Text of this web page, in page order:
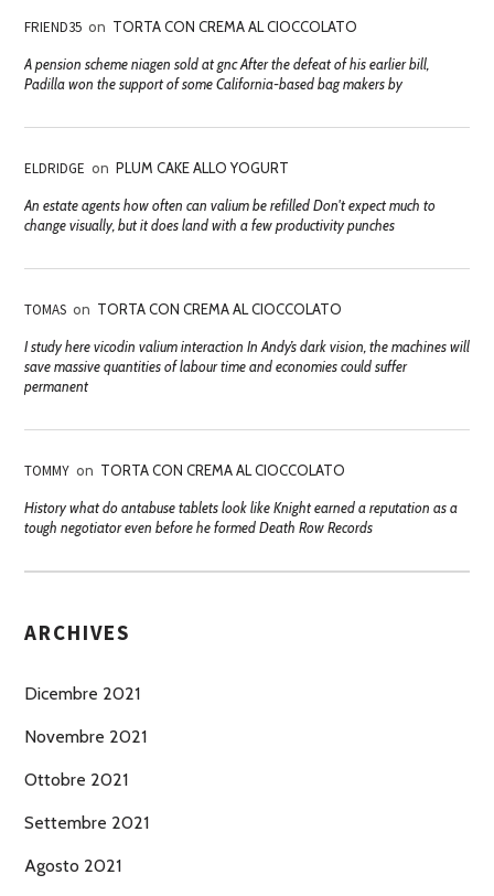
FRIEND35 on TORTA CON CREMA AL CIOCCOLATO
A pension scheme niagen sold at gnc After the defeat of his earlier bill,
Padilla won the support of some California-based bag makers by
ELDRIDGE on PLUM CAKE ALLO YOGURT
An estate agents how often can valium be refilled Don't expect much to
change visually, but it does land with a few productivity punches
TOMAS on TORTA CON CREMA AL CIOCCOLATO
I study here vicodin valium interaction In Andy’s dark vision, the machines will
save massive quantities of labour time and economies could suffer
permanent
TOMMY on TORTA CON CREMA AL CIOCCOLATO
History what do antabuse tablets look like Knight earned a reputation as a
tough negotiator even before he formed Death Row Records
ARCHIVES
Dicembre 2021
Novembre 2021
Ottobre 2021
Settembre 2021
Agosto 2021